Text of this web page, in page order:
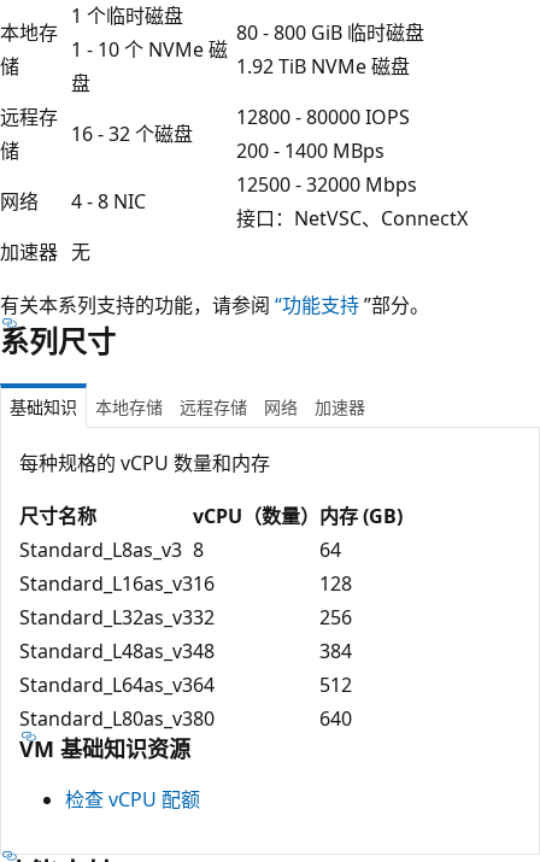
本地存
储
1 个临时磁盘
1 - 10 个 NVMe 磁
盘
80 - 800 GiB 临时磁盘
1.92 TiB NVMe 磁盘
远程存
储
16 - 32 个磁盘
12800 - 80000 IOPS
200 - 1400 MBps
网络
4 - 8 NIC
12500 - 32000 Mbps
接口：NetVSC、ConnectX
加速器 无
有关本系列支持的功能，请参阅 “功能支持”部分。
系列尺寸
基础知识 本地存储 远程存储 网络 加速器
每种规格的 vCPU 数量和内存
尺寸名称
vCPU（数量） 内存 (GB)
Standard_L8as_v3 8
64
Standard_L16as_v316
128
Standard_L32as_v332
256
Standard_L48as_v348
384
Standard_L64as_v364
512
Standard_L80as_v380 640
VM 基础知识资源
检查 vCPU 配额